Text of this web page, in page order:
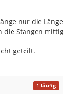
nur die
die Stangen
geteilt.
1-läufig